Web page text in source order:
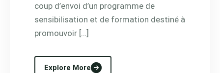
coup d’envoi d’un programme de
sensibilisation et de formation destiné à
promouvoir […]
Explore More